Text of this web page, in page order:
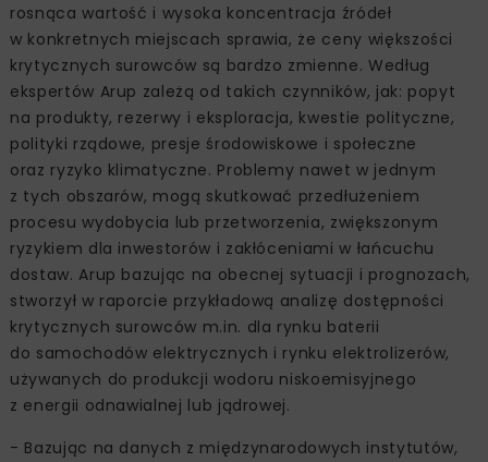
rosnąca wartość i wysoka koncentracja źródeł
w konkretnych miejscach sprawia, że ceny większości
krytycznych surowców są bardzo zmienne. Według
ekspertów Arup zależą od takich czynników, jak: popyt
na produkty, rezerwy i eksploracja, kwestie polityczne,
polityki rządowe, presje środowiskowe i społeczne
oraz ryzyko klimatyczne. Problemy nawet w jednym
z tych obszarów, mogą skutkować przedłużeniem
procesu wydobycia lub przetworzenia, zwiększonym
ryzykiem dla inwestorów i zakłóceniami w łańcuchu
dostaw. Arup bazując na obecnej sytuacji i prognozach,
stworzył w raporcie przykładową analizę dostępności
krytycznych surowców m.in. dla rynku baterii
do samochodów elektrycznych i rynku elektrolizerów,
używanych do produkcji wodoru niskoemisyjnego
z energii odnawialnej lub jądrowej.
- Bazując na danych z międzynarodowych instytutów,